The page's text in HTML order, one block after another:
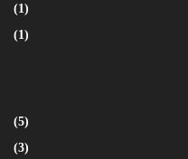
(1)
(1)
(5)
(3)